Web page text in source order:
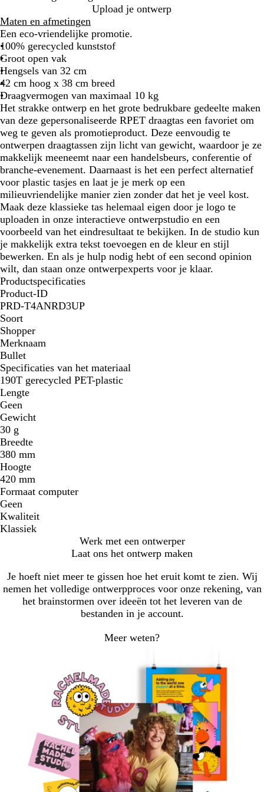
o
o
d
i
t
g
a
a
l
z
w
a
r
t
a
r
i
n
e
b
l
a
u
w
o
n
i
n
g
s
b
l
a
u
w
Upload je ontwerp
Maten en afmetingen
Een eco-vriendelijke promotie.
100% gerecycled kunststof
Groot open vak
Hengsels van 32 cm
42 cm hoog x 38 cm breed
Draagvermogen van maximaal 10 kg
Het strakke ontwerp en het grote bedrukbare gedeelte maken
van deze gepersonaliseerde RPET draagtas een favoriet om
weg te geven als promotieproduct. Deze eenvoudig te
ontwerpen draagtassen zijn licht van gewicht, waardoor je ze
makkelijk meeneemt naar een handelsbeurs, conferentie of
branche-evenement. Daarnaast is het een perfect alternatief
voor plastic tasjes en laat je je merk op een
milieuvriendelijke manier zien zonder dat het je veel kost.
Maak deze klassieke tas helemaal eigen door je logo te
uploaden in onze interactieve ontwerpstudio en een
voorbeeld van het eindresultaat te bekijken. In de studio kun
je makkelijk extra tekst toevoegen en de kleur en stijl
bewerken. En als je hulp nodig hebt of een second opinion
wilt, dan staan onze ontwerpexperts voor je klaar.
Productspecificaties
Product-ID
PRD-T4ANRD3UP
Soort
Shopper
Merknaam
Bullet
Specificaties van het materiaal
190T gerecycled PET-plastic
Lengte
Geen
Gewicht
30 g
Breedte
380 mm
Hoogte
420 mm
Formaat computer
Geen
Kwaliteit
Klassiek
Werk met een ontwerper
Laat ons het ontwerp maken
Je hoeft niet meer te gissen hoe het eruit komt te zien. Wij
nemen het volledige ontwerpproces voor onze rekening, van
het brainstormen over ideeën tot het leveren van de
bestanden in je account.
Meer weten?